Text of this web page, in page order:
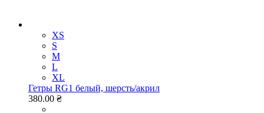
XS
S
M
L
XL
Гетры RG1 белый, шерсть/акрил
380.00 ₴